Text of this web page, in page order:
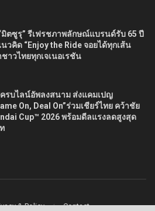
มิตซูรุ” รีเฟรชภาพลักษณ์แบรนด์รับ 65 ปี
วคิด “Enjoy the Ride จอยได้ทุกเส้น
าวไทยทุกเจเนอเรชัน
รบไลน์อัพลงสนาม ส่งแคมเปญ
On, Deal On”ร่วมเชียร์ไทย คว้าชัย
Cup™ 2026 พร้อมดีลแรงลดสูงสุด
& Policy Contact